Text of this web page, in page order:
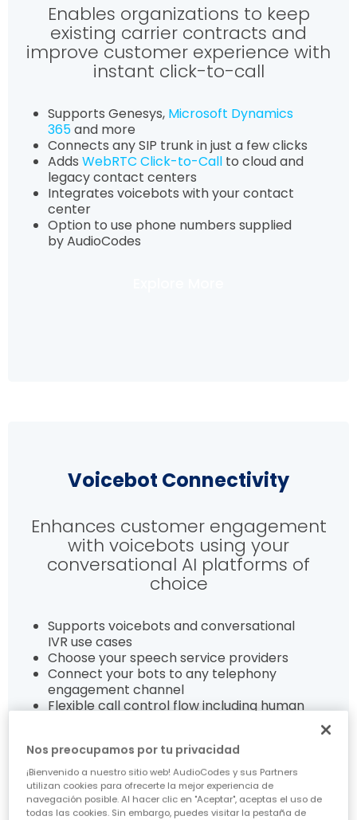
Enables organizations to keep
existing carrier contracts and
improve customer experience with
instant click-to-call
Supports Genesys, Microsoft Dynamics
365and more
Connects any SIP trunk in just a few clicks
Adds WebRTC Click-to-Call to cloud and
legacy contact centers
Integrates voicebots with your contact
center
Option to use phone numbers supplied
by AudioCodes
Voicebot Connectivity
Enhances customer engagement
with voicebots using your
conversational AI platforms of
choice
Supports voicebots and conversational
IVR use cases
Choose your speech service providers
Connect your bots to any telephony
engagement channel
Flexible call control flow including human
Explore More
Nos preocupamos por tu privacidad
¡Bienvenido a nuestro sitio web! AudioCodes y sus Partners
utilizan cookies para ofrecerte la mejor experiencia de
navegación posible. Al hacer clic en "Aceptar", aceptas el uso de
todas las cookies. Sin embargo, puedes visitar la pestaña de